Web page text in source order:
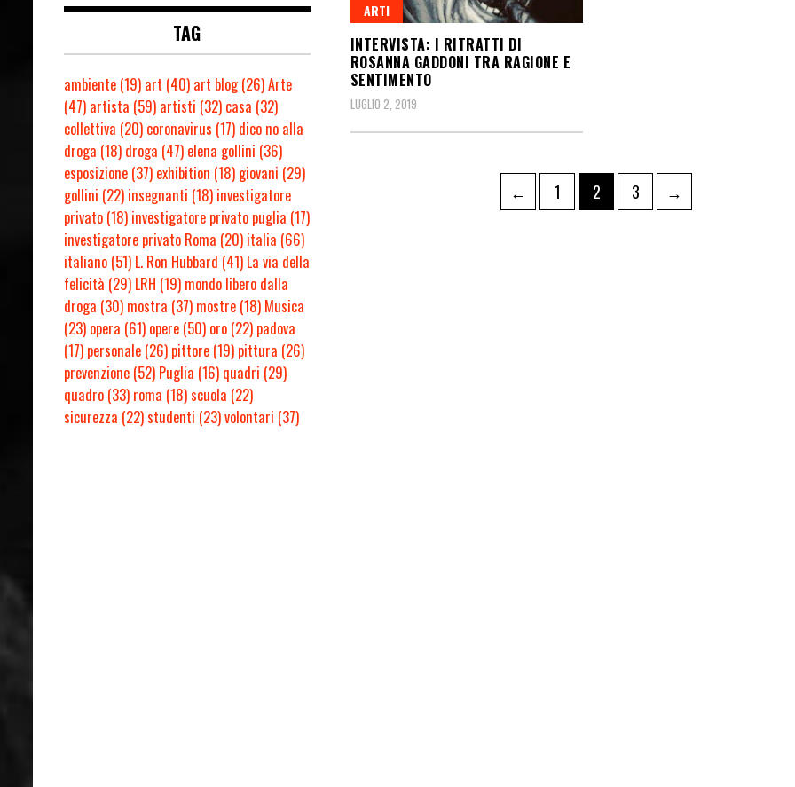
ARTI
INTERVISTA: I RITRATTI DI
ROSANNA GADDONI TRA RAGIONE E
SENTIMENTO
LUGLIO 2, 2019
← 1 2 3 →
TAG
ambiente (19) art (40) art blog(26)Arte
(47) artista (59) artisti (32) casa (32)
collettiva (20) coronavirus (17) dico no alla
droga (18) droga (47) elena gollini (36)
esposizione (37) exhibition (18) giovani (29)
gollini (22) insegnanti (18) investigatore
privato (18) investigatore privato puglia (17)
investigatore privato Roma (20) italia (66)
italiano (51) L. Ron Hubbard (41) La via della
felicità (29) LRH (19) mondo libero dalla
droga (30) mostra (37) mostre (18) Musica
(23) opera (61) opere (50) oro (22) padova
(17) personale (26) pittore (19) pittura (26)
prevenzione (52) Puglia (16) quadri (29)
quadro (33) roma (18)scuola (22)
sicurezza (22)studenti (23)volontari (37)